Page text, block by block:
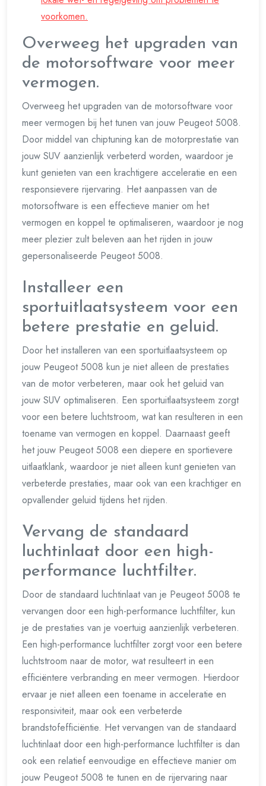
voorkomen.
Overweeg het upgraden van
de motorsoftware voor meer
vermogen.
Overweeg het upgraden van de motorsoftware voor
meer vermogen bij het tunen van jouw Peugeot 5008.
Door middel van chiptuning kan de motorprestatie van
jouw SUV aanzienlijk verbeterd worden, waardoor je
kunt genieten van een krachtigere acceleratie en een
responsievere rijervaring. Het aanpassen van de
motorsoftware is een effectieve manier om het
vermogen en koppel te optimaliseren, waardoor je nog
meer plezier zult beleven aan het rijden in jouw
gepersonaliseerde Peugeot 5008.
Installeer een
sportuitlaatsysteem voor een
betere prestatie en geluid.
Door het installeren van een sportuitlaatsysteem op
jouw Peugeot 5008 kun je niet alleen de prestaties
van de motor verbeteren, maar ook het geluid van
jouw SUV optimaliseren. Een sportuitlaatsysteem zorgt
voor een betere luchtstroom, wat kan resulteren in een
toename van vermogen en koppel. Daarnaast geeft
het jouw Peugeot 5008 een diepere en sportievere
uitlaatklank, waardoor je niet alleen kunt genieten van
verbeterde prestaties, maar ook van een krachtiger en
opvallender geluid tijdens het rijden.
Vervang de standaard
luchtinlaat door een high-
performance luchtfilter.
Door de standaard luchtinlaat van je Peugeot 5008 te
vervangen door een high-performance luchtfilter, kun
je de prestaties van je voertuig aanzienlijk verbeteren.
Een high-performance luchtfilter zorgt voor een betere
luchtstroom naar de motor, wat resulteert in een
efficiëntere verbranding en meer vermogen. Hierdoor
ervaar je niet alleen een toename in acceleratie en
responsiviteit, maar ook een verbeterde
brandstofefficiëntie. Het vervangen van de standaard
luchtinlaat door een high-performance luchtfilter is dan
ook een relatief eenvoudige en effectieve manier om
jouw Peugeot 5008 te tunen en de rijervaring naar